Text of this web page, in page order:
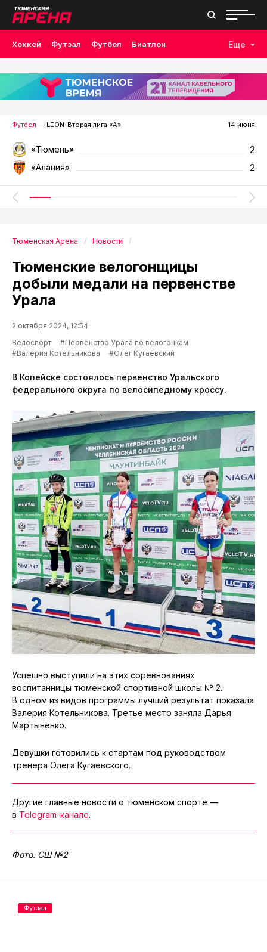
Хоккей Футзал Футбол Биатлон
Лыжные гонки Волейбол Плавание Дзюдо
Скалолазание Велоспорт Бокс
Еще
Футбол — LEON-Вторая лига «А» 14 июня
«Тюмень» 2
«Алания» 2
Тюменская Арена Новости
Тюменские велогонщицы
добыли медали на первенстве
Урала
2 октября 2024, 12:54
Велоспорт
#Первенство Урала по велогонкам
#Валерия Котельникова
#Олег Кугаевский
В Копейске состоялось первенство Уральского
федерального округа по велосипедному кроссу.
Успешно выступили на этих соревнованиях
воспитанницы тюменской спортивной школы № 2.
В одном из видов программы лучший результат показала
Валерия Котельникова. Третье место заняла Дарья
Мартыненко.
Девушки готовились к стартам под руководством
тренера Олега Кугаевского.
Другие главные новости о тюменском спорте —
в Telegram-канале.
Фото: СШ №2
Футзал